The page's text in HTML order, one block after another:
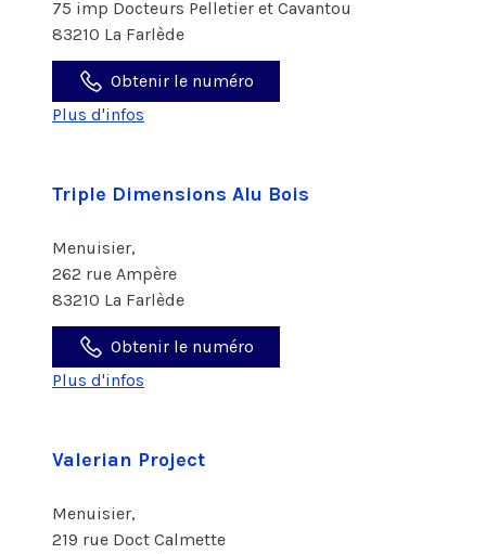
75 imp Docteurs Pelletier et Cavantou
83210 La Farlède
Obtenir le numéro
Plus d'infos
Triple Dimensions Alu Bois
Menuisier,
262 rue Ampère
83210 La Farlède
Obtenir le numéro
Plus d'infos
Valerian Project
Menuisier,
219 rue Doct Calmette